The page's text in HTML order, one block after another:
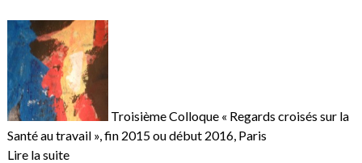
Troisième Colloque « Regards croisés sur la
Santé au travail », fin 2015 ou début 2016, Paris
Lire la suite